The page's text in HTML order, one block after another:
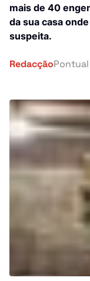
Tragédia
Banca e
Negócios
Cultura
Construção
África
Mundo
mais de 40
da sua casa
suspeita.
RedacçãoPontual